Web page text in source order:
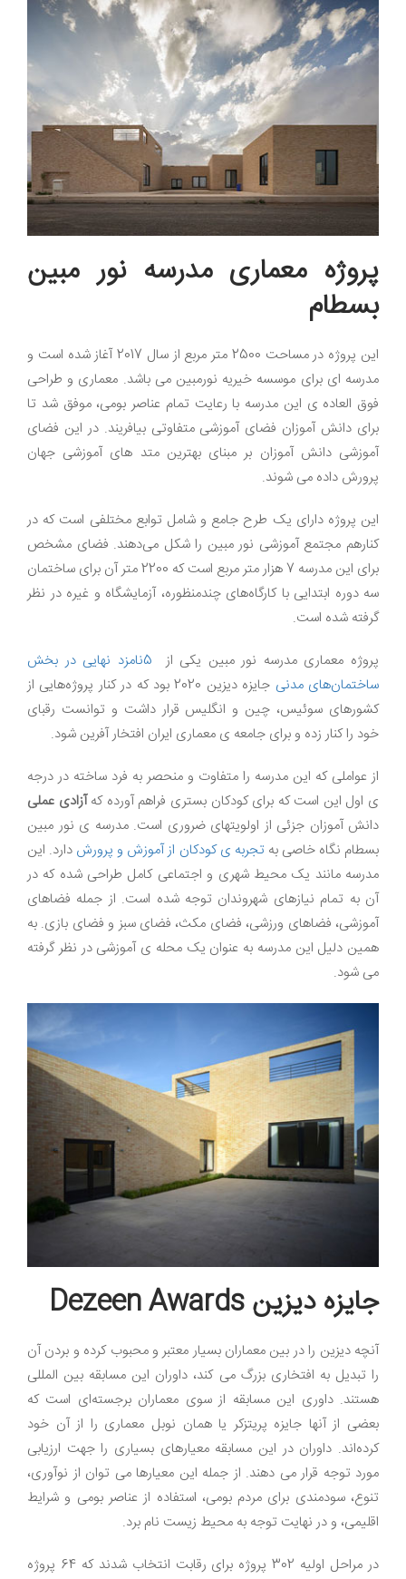
پروژه معماری مدرسه نور مبین
بسطام
این پروژه در مساحت 2500 متر مربع از سال 2017 آغاز شده است و
مدرسه ای برای موسسه خیریه نورمبین می باشد. معماری و طراحی
فوق العاده ی این مدرسه با رعایت تمام عناصر بومی، موفق شد تا
برای دانش آموزان فضای آموزشی متفاوتی بیافریند. در این فضای
آموزشی دانش آموزان بر مبنای بهترین متد های آموزشی جهان
پرورش داده می شوند.
این پروژه دارای یک طرح جامع و شامل توابع مختلفی است که در
کنارهم مجتمع آموزشی نور مبین را شکل می‌دهند. فضای مشخص
برای این مدرسه 7 هزار متر مربع است که 2200 متر آن برای ساختمان
سه دوره ابتدایی با کارگاه‌های چندمنظوره، آزمایشگاه و غیره در نظر
گرفته شده است.
پروژه معماری مدرسه نور مبین یکی از 5نامزد نهایی در بخش
ساختمان‌های مدنی
جایزه دیزین 2020 بود که در کنار پرو‌ژه‌هایی از
کشورهای سوئیس، چین و انگلیس قرار داشت و توانست رقبای
خود را کنار زده و برای جامعه ی معماری ایران افتخار آفرین شود.
از عواملی که این مدرسه را متفاوت و منحصر به فرد ساخته در درجه
ی اول این است که برای کودکان بستری فراهم آورده کهآزادی عملی
دانش آموزان جزئی از اولویتهای ضروری است. مدرسه ی نور مبین
بسطام نگاه خاصی به تجربه ی کودکان از آموزش و پرورش دارد. این
مدرسه مانند یک محیط شهری و اجتماعی کامل طراحی شده که در
آن به تمام نیازهای شهروندان توجه شده است. از جمله فضاهای
آموزشی، فضاهای ورزشی، فضای مکث، فضای سبز و فضای بازی. به
همین دلیل این مدرسه به عنوان یک محله ی آموزشی در نظر گرفته
می شود.
جایزه دیزین Dezeen Awards
آنچه دیزین را در بین معماران بسیار معتبر و محبوب کرده و بردن آن
را تبدیل به افتخاری بزرگ می کند، داوران این مسابقه بین المللی
هستند. داوری این مسابقه از سوی معماران برجسته‌ای است که
بعضی از آنها جایزه پریتزکر یا همان نوبل معماری را از آن خود
کرده‌اند. داوران در این مسابقه معیارهای بسیاری را جهت ارزیابی
مورد توجه قرار می دهند. از جمله این معیارها می توان از نوآوری،
تنوع، سودمندی برای مردم بومی، استفاده از عناصر بومی و شرایط
اقلیمی، و در نهایت توجه به محیط زیست نام برد.
در مراحل اولیه 302 پروژه برای رقابت انتخاب شدند که 64 پروژه